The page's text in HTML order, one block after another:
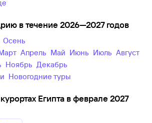
в течение 2026—2027 годов
осень
Март Апрель Май Июнь Июль
Август
Ноябрь
Декабрь
новогодние туры
Египта в феврале 2027